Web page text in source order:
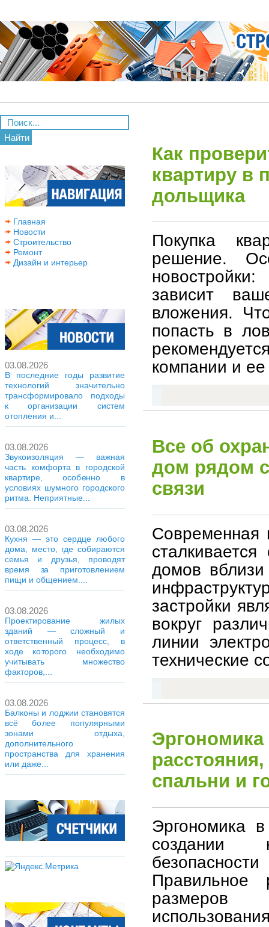
Найти
Главная
Новости
Строительство
Ремонт
Дизайн и интерьер
03.08.2026
В последние годы развитие
технологий значительно
трансформировало подходы
к организации систем
отопления и...
03.08.2026
Звукоизоляция — важная
часть комфорта в городской
квартире, особенно в
условиях шумного городского
ритма. Неприятные...
03.08.2026
Кухня — это сердце любого
дома, место, где собираются
семья и друзья, проводят
время за приготовлением
пищи и общением....
03.08.2026
Проектирование жилых
зданий — сложный и
ответственный процесс, в
ходе которого необходимо
учитывать множество
факторов,...
03.08.2026
Балконы и лоджии становятся
всё более популярными
зонами отдыха,
дополнительного
пространства для хранения
или даже...
Как
квартиру в
дольщика
Покупка
решение.
зависит
вложения.
попасть в
компании и
Все об
дом рядом
связи
Современная
домов
застройки
вокруг
линии
технические
спальни и
Эргономика
создании
Правильное
размеров